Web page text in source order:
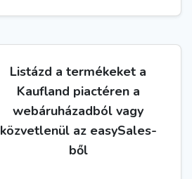
Listázd a termékeket a
Kaufland piactéren a
webáruházadból vagy
közvetlenül az easySales-
ből